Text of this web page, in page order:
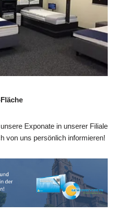
Exponate in unserer Filiale
von uns persönlich informieren!